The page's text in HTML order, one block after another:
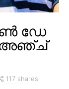
ഡേ
അഞ്ച്
117 shares